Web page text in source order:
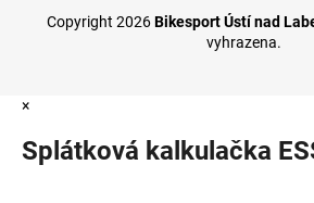
Copyright 2026Bikesport Ústí nad
vyhrazena.
×
Splátková kalkulačka